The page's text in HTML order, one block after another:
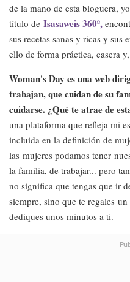
de la mano de esta bloguera,
título de Isasaweis 360º,
sus recetas sanas y ricas y sus
ello de forma práctica, casera
Woman's Day es una web
trabajan, que cuidan de su
cuidarse. ¿Qué te atrae de
una plataforma que refleja mi
incluida en la definición de
las mujeres podamos tener
la familia, de trabajar... pero
no significa que tengas que ir
siempre, sino que te regales
dediques unos minutos a ti.